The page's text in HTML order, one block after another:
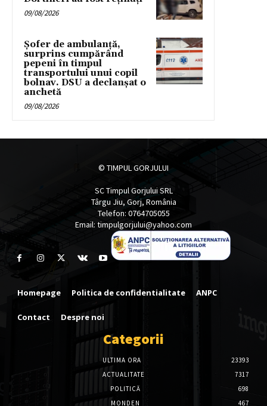
09/08/2026
Șofer de ambulanță,
surprins cumpărând
pepeni în timpul
transportului unui copil
bolnav. DSU a declanșat o
anchetă
09/08/2026
© TIMPUL GORJULUI
SC Timpul Gorjului SRL
Târgu Jiu, Gorj, România
Telefon: 0764705055
Email: timpulgorjului@yahoo.com
Homepage Politica de confidentialitate ANPC
Contact Despre noi
Categorii
ULTIMA ORA
23393
ACTUALITATE
7317
POLITICĂ
698
MONDEN
467